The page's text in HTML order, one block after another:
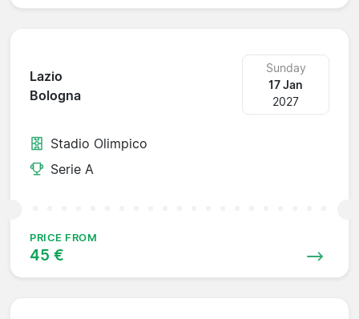
Lazio
Bologna
Sunday
17 Jan
2027
Stadio Olimpico
Serie A
PRICE FROM
45 €